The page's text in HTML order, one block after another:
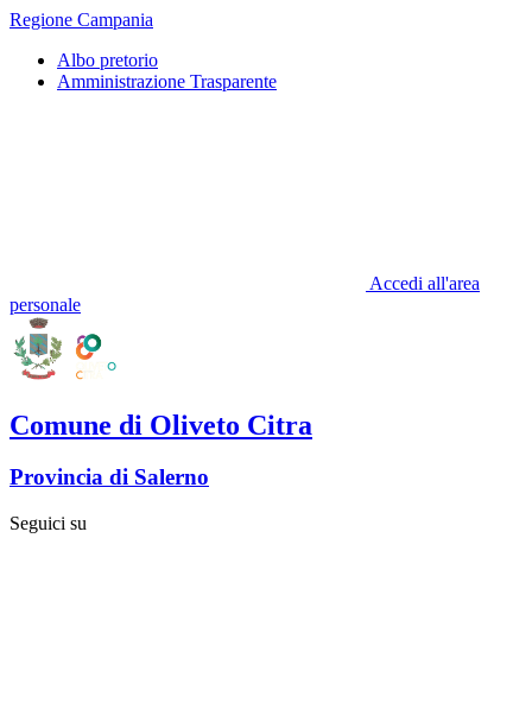
Regione Campania
Albo pretorio
Amministrazione Trasparente
Accedi all'area
personale
Comune di Oliveto Citra
Provincia di Salerno
Seguici su